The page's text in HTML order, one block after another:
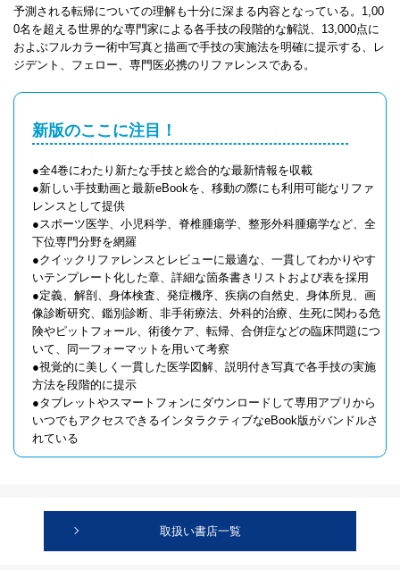
予測される転帰についての理解も十分に深まる内容となっている。1,00
0名を超える世界的な専門家による各手技の段階的な解説、13,000点に
およぶフルカラー術中写真と描画で手技の実施法を明確に提示する、レ
ジデント、フェロー、専門医必携のリファレンスである。
新版のここに注目！
●全4巻にわたり新たな手技と総合的な最新情報を収載
●新しい手技動画と最新eBookを、移動の際にも利用可能なリファ
レンスとして提供
●スポーツ医学、小児科学、脊椎腫瘍学、整形外科腫瘍学など、全
下位専門分野を網羅
●クイックリファレンスとレビューに最適な、一貫してわかりやす
いテンプレート化した章、詳細な箇条書きリストおよび表を採用
●定義、解剖、身体検査、発症機序、疾病の自然史、身体所見、画
像診断研究、鑑別診断、非手術療法、外科的治療、生死に関わる危
険やピットフォール、術後ケア、転帰、合併症などの臨床問題につ
いて、同一フォーマットを用いて考察
●視覚的に美しく一貫した医学図解、説明付き写真で各手技の実施
方法を段階的に提示
●タブレットやスマートフォンにダウンロードして専用アプリから
いつでもアクセスできるインタラクティブなeBook版がバンドルさ
れている
取扱い書店一覧